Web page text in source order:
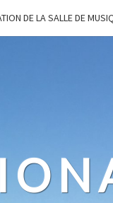
DE LA SALLE DE